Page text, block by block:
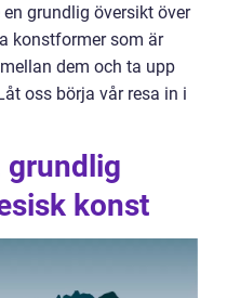
grundlig översikt över
konstformer som är
dem och ta upp
oss börja vår resa in i
grundlig
konst